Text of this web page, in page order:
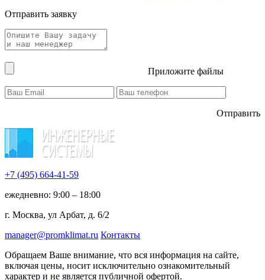
Отправить заявку
Приложите файлы
Отправить
+7 (495) 664-41-59
ежедневно: 9:00 – 18:00
г. Москва, ул Арбат, д. 6/2
manager@promklimat.ru Контакты
Обращаем Ваше внимание, что вся информация на сайте,
включая цены, носит исключительно ознакомительный
характер и не является публичной офертой.